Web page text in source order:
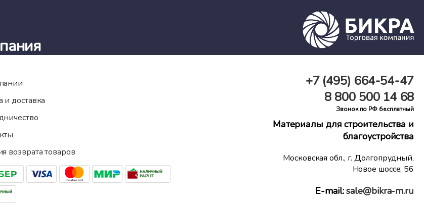
и доставка
возврата товаров
+7 (495) 664-54-47
8 800500 14 68
Звонок по РФ бесплатный
Материалы для строительства и
благоустройства
Московская обл., г. Долгопрудный,
Новое шоссе, 56
E-mail:sale@bikra-m.ru